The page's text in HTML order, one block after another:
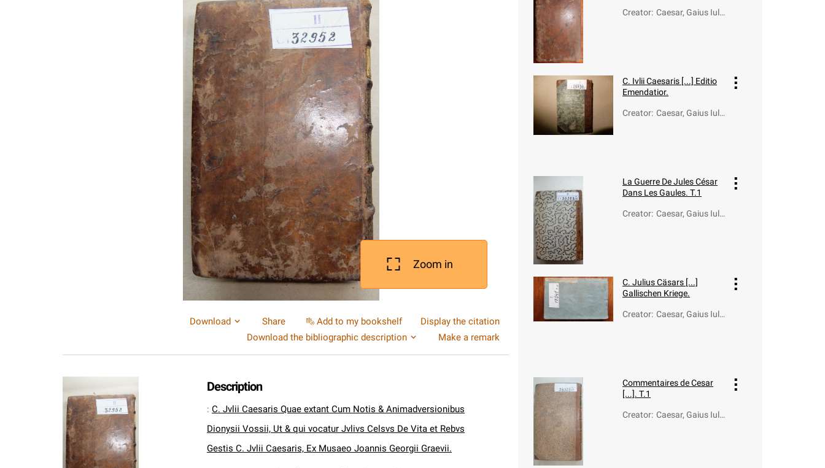
Zoom in
Download Share Add to my bookshelf
Display the citation
Download the bibliographic description
Make a remark
Description
: C. Jvlii Caesaris Quae extant Cum Notis & Animadversionibus
Dionysii Vossii, Ut & qui vocatur Jvlivs Celsvs De Vita et Rebvs
Gestis C. Jvlii Caesaris, Ex Musaeo Joannis Georgii Graevii.
Creator: Caesar, Gaius Iuli
C. Ivlii Caesaris [...] Editio
Emendatior.
Creator: Caesar, Gaius Iuli
La Guerre De Jules César
Dans Les Gaules. T.1
Creator: Caesar, Gaius Iuli
C. Julius Cäsars [...]
Gallischen Kriege.
Creator: Caesar, Gaius Iuli
Commentaires de Cesar
[...]. T.1
Creator: Caesar, Gaius Iuli